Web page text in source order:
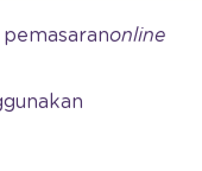
online